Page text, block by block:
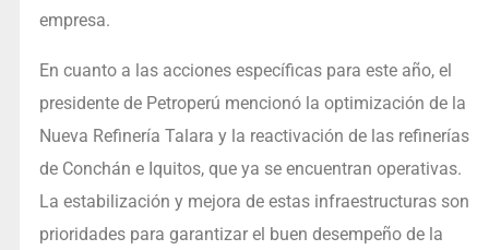
empresa.
En cuanto a las acciones específicas para este año, el
presidente de Petroperú mencionó la optimización de la
Nueva Refinería Talara y la reactivación de las refinerías
de Conchán e Iquitos, que ya se encuentran operativas.
La estabilización y mejora de estas infraestructuras son
prioridades para garantizar el buen desempeño de la